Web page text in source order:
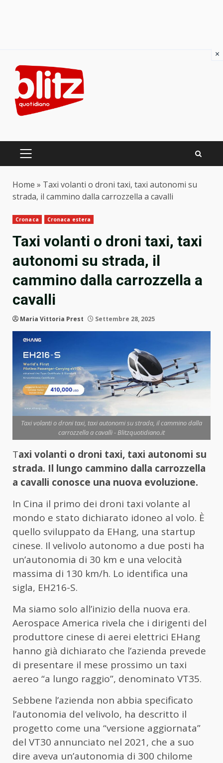
content
PRIMARY
Home » Taxi volanti o droni taxi, taxi autonomi su
strada, il cammino dalla carrozzella a cavalli
Cronaca Cronaca estera
Taxi volanti o droni taxi, taxi
autonomi su strada, il
cammino dalla carrozzella a
cavalli
Maria Vittoria Prest Settembre 28, 2025
Taxi volanti o droni taxi, taxi autonomi su strada, il cammino dalla
carrozzella a cavalli - Blitzquotidiano.it
Taxi volanti o droni taxi, taxi autonomi su
strada. Il lungo cammino dalla carrozzella
a cavalli conosce una nuova evoluzione.
In Cina il primo dei droni taxi volante al
mondo e stato dichiarato idoneo al volo. È
quello sviluppato da EHang, una startup
cinese. Il velivolo autonomo a due posti ha
un’autonomia di 30 km e una velocità
massima di 130 km/h. Lo identifica una
sigla, EH216-S.
Ma siamo solo all’inizio della nuova era.
Aerospace America rivela che i dirigenti del
produttore cinese di aerei elettrici EHang
hanno già dichiarato che l’azienda prevede
di presentare il mese prossimo un taxi
aereo “a lungo raggio”, denominato VT35.
Sebbene l’azienda non abbia specificato
l’autonomia del velivolo, ha descritto il
progetto come una “versione aggiornata”
del VT30 annunciato nel 2021, che a suo
dire aveva un’autonomia di 300 chilome
×